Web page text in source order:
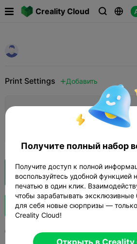
Creality Cloud  
Print Settings  Добавить
Добавить
Заработайте больше
Открыть в Creality
 Boost

Получите полный набор
Получите доступ к полной
воспользуйтесь удобной функцией
печатью в один клик.
чтобы зарабатывать эксклюзивные
для себя новые сюрпризы —
Creality Cloud!
Открыть в Creality